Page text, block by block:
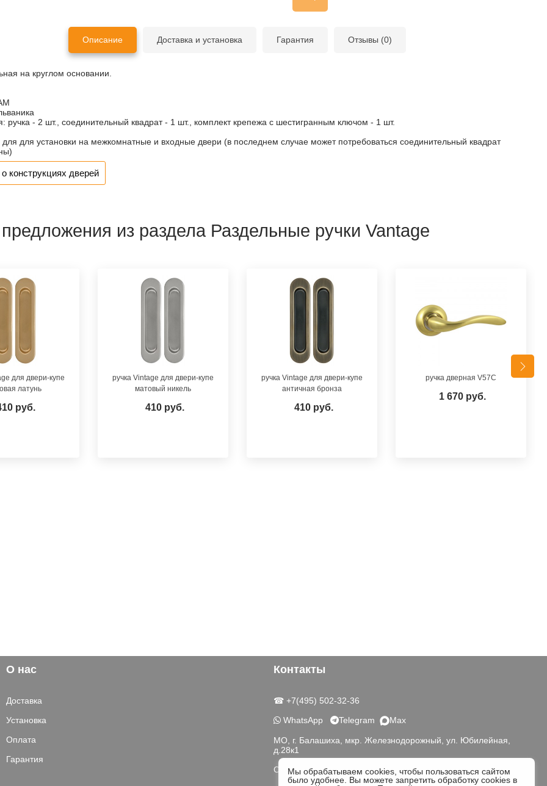
Описание Доставка и установка Гарантия Отзывы (0)
на круглом основании.
ручка - 2 шт., соединительный квадрат - 1 шт., комплект крепежа с шестигранным ключом - 1 шт.
для установки на межкомнатные и входные двери (в последнем случае может потребоваться соединительный квадрат
конструкциях дверей
из раздела Раздельные ручки Vantage
для двери-купе
латунь
руб.
ручка Vintage для двери-купе
матовый никель
410 руб.
ручка Vintage для двери-купе
античная бронза
410 руб.
ручка дверная V57C
1 670 руб.
О нас
Доставка
Установка
Оплата
Гарантия
Контакты
☎ +7(495) 502-32-36
WhatsApp
Telegram Max
МО, г. Балашиха, мкр. Железнодорожный, ул. Юбилейная,
д.28к1
Схема проезда
Мы обрабатываем cookies, чтобы пользоваться сайтом
было удобнее. Вы можете запретить обработку cookies в